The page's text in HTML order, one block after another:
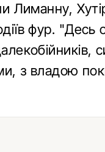
Лиманну,
фур. "Десь
з владою